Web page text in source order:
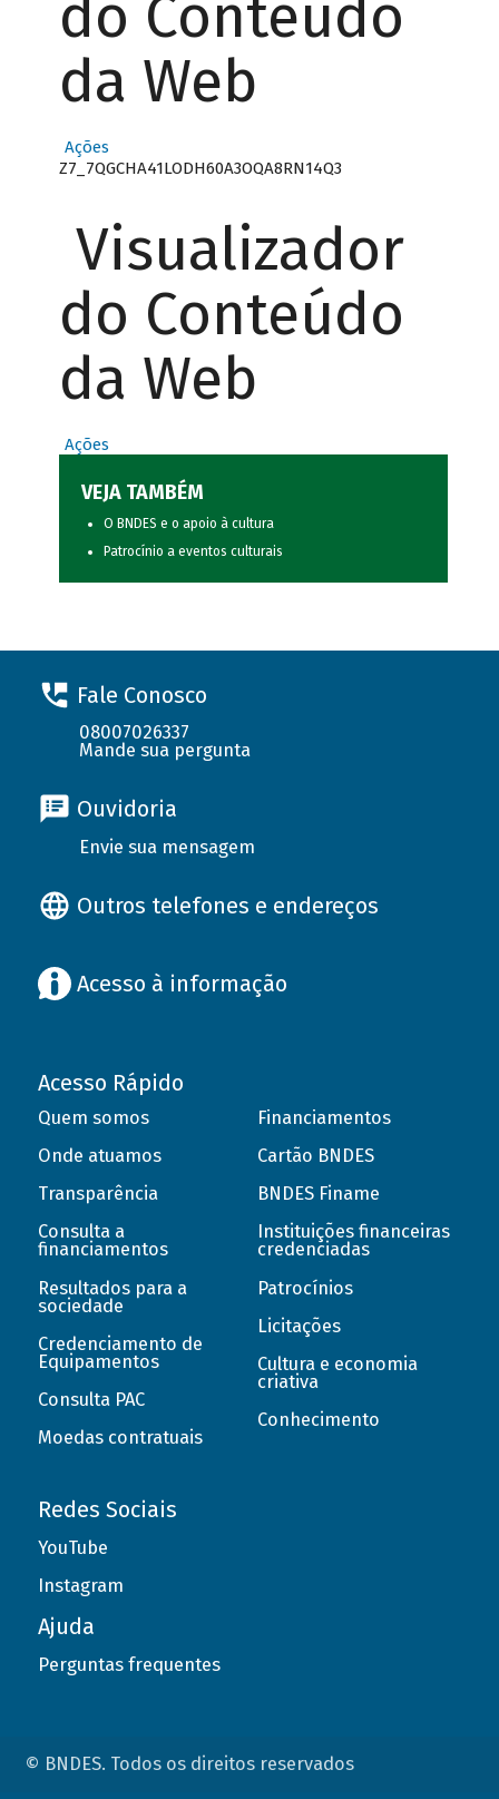
do Conteúdo
da Web
Ações
Z7_7QGCHA41LODH60A3OQA8RN14Q3
Visualizador
do Conteúdo
da Web
Ações
VEJA TAMBÉM
O BNDES e o apoio à cultura
Patrocínio a eventos culturais
Fale Conosco
08007026337
Mande sua pergunta
Ouvidoria
Envie sua mensagem
Outros telefones e endereços
Acesso à informação
Acesso Rápido
Quem somos
Onde atuamos
Transparência
Consulta a
financiamentos
Resultados para a
sociedade
Credenciamento de
Equipamentos
Consulta PAC
Moedas contratuais
Financiamentos
Cartão BNDES
BNDES Finame
Instituições financeiras
credenciadas
Patrocínios
Licitações
Cultura e economia
criativa
Conhecimento
Redes Sociais
YouTube
Instagram
Ajuda
Perguntas frequentes
© BNDES. Todos os direitos reservados